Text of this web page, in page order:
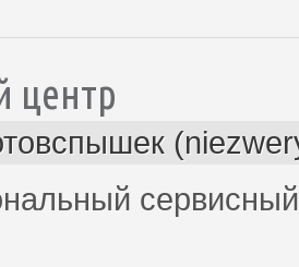
центр